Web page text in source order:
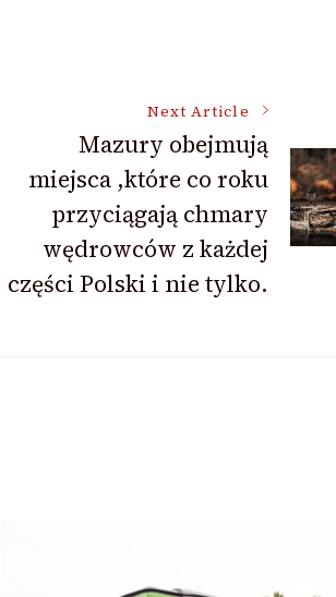
Next Article
Mazury obejmują
miejsca ,które co roku
przyciągają chmary
wędrowców z każdej
części Polski i nie tylko.